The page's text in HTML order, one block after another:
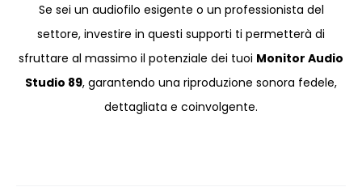
Se sei un audiofilo esigente o un professionista del
settore, investire in questi supporti ti permetterà di
sfruttare al massimo il potenziale dei tuoi Monitor Audio
Studio 89, garantendo una riproduzione sonora fedele,
dettagliata e coinvolgente.